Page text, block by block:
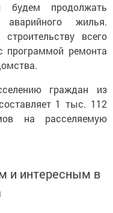
будем продолжать
жилья.
всего
ремонта
граждан из
1 тыс. 112
на расселяемую
и интересным в